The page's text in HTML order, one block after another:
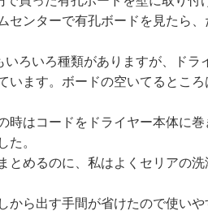
センターで有孔ボードを見たら
いろいろ種類がありますが、ド
います。ボードの空いてるとこ
時はコードをドライヤー本体に
た。
とめるのに、私はよくセリアの
から出す手間が省けたので使いや